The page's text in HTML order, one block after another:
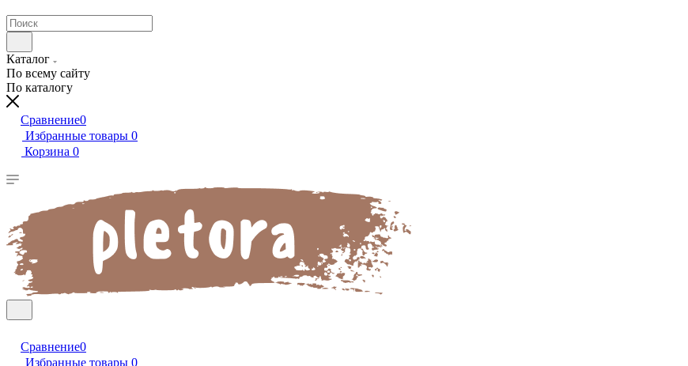
Каталог
По всему сайту
По каталогу
Сравнение0
Избранные товары 0
Корзина 0
Сравнение0
Избранные товары 0